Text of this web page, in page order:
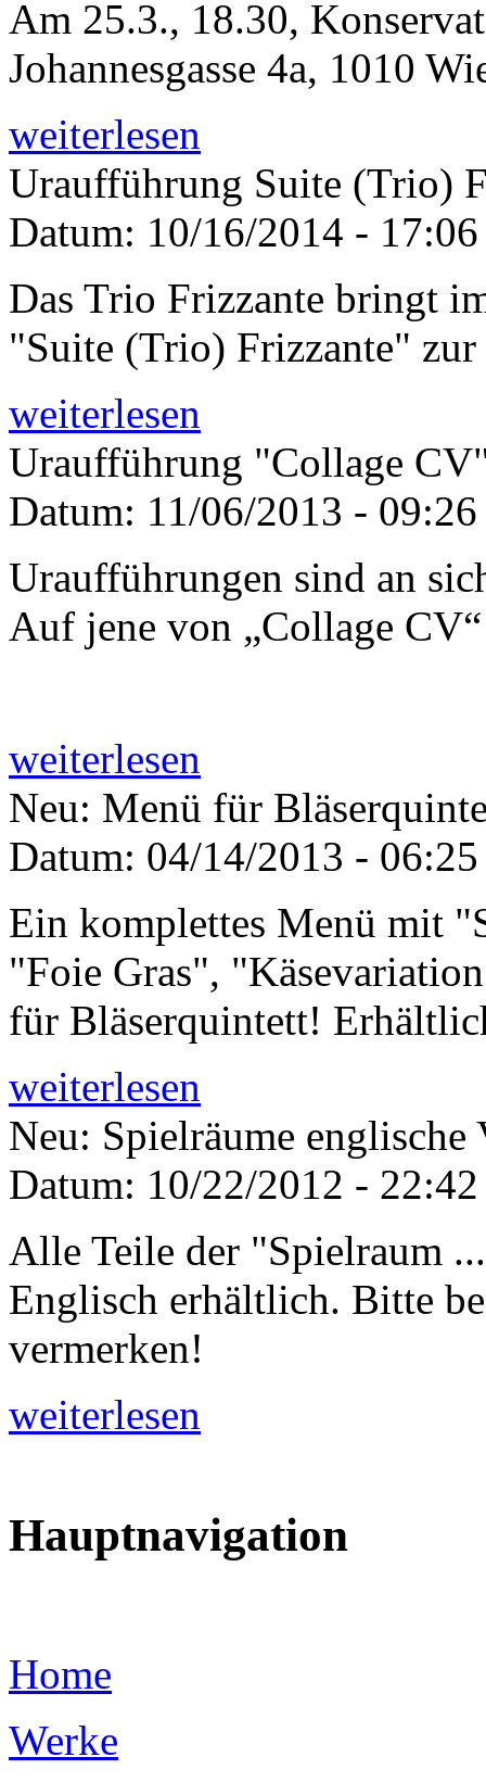
Am 25.3., 18.30,
Johannesgasse 4a, 1010
weiterlesen
Uraufführung Suite (Trio)
Datum: 10/16/2014 - 17:06
Das Trio Frizzante bringt
"Suite (Trio) Frizzante"
weiterlesen
Uraufführung "Collage
Datum: 11/06/2013 - 09:26
Uraufführungen sind an
Auf jene von „Collage
weiterlesen
Neu: Menü für
Datum: 04/14/2013 - 06:25
Ein komplettes Menü mit
"Foie Gras",
für Bläserquintett!
weiterlesen
Neu: Spielräume englische
Datum: 10/22/2012 - 22:42
Alle Teile der "Spielraum
Englisch erhältlich. Bitte
vermerken!
weiterlesen
Hauptnavigation
Home
Werke